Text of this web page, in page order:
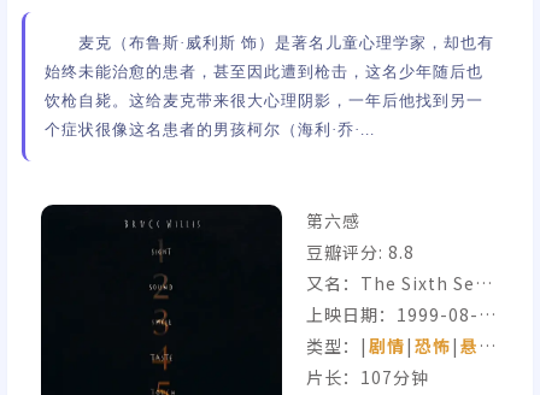
麦克（布鲁斯·威利斯 饰）是著名儿童心理学家，却也有
始终未能治愈的患者，甚至因此遭到枪击，这名少年随后也
饮枪自毙。这给麦克带来很大心理阴影，一年后他找到另一
个症状很像这名患者的男孩柯尔（海利·乔·...
第六感
豆瓣评分: 8.8
又名：The Sixth Sens
e / 灵异第六感 / 鬼眼
上映日期：1999-08-0
6(美国)
类型：| 剧情| 恐怖| 悬疑
|
片长：107分钟